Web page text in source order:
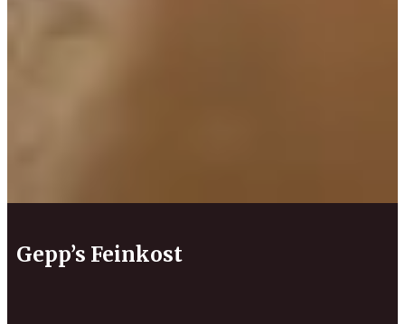
Gepp’s Feinkost